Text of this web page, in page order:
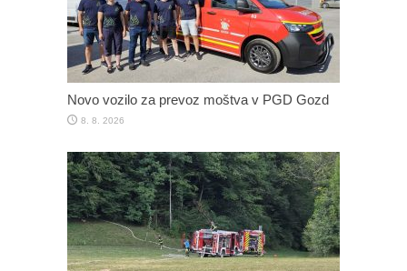
Novo vozilo za prevoz moštva v PGD Gozd
8. 8. 2026